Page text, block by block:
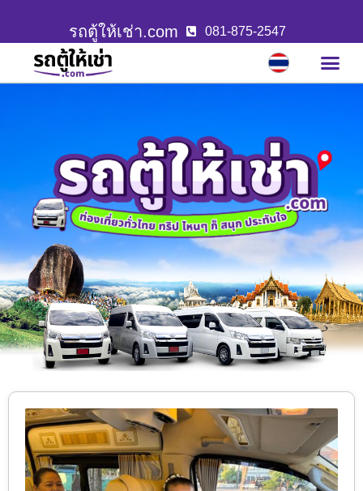
รถตู้ให้เช่า.com 081-875-2547